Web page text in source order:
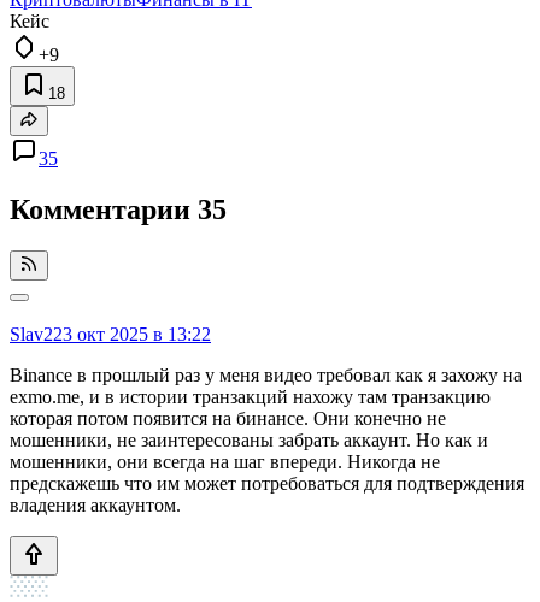
Кейс
+9
18
35
Комментарии 35
Slav223 окт 2025 в 13:22
Binance в прошлый раз у меня видео требовал как я захожу на
exmo.me, и в истории транзакций нахожу там транзакцию
которая потом появится на бинансе. Они конечно не
мошенники, не заинтересованы забрать аккаунт. Но как и
мошенники, они всегда на шаг впереди. Никогда не
предскажешь что им может потребоваться для подтверждения
владения аккаунтом.